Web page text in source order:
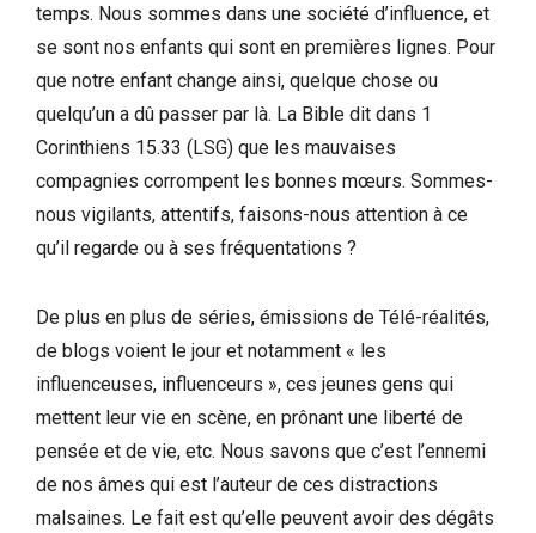
temps. Nous sommes dans une société d’influence, et
se sont nos enfants qui sont en premières lignes. Pour
que notre enfant change ainsi, quelque chose ou
quelqu’un a dû passer par là. La Bible dit dans 1
Corinthiens 15.33 (LSG) que les mauvaises
compagnies corrompent les bonnes mœurs. Sommes-
nous vigilants, attentifs, faisons-nous attention à ce
qu’il regarde ou à ses fréquentations ?
De plus en plus de séries, émissions de Télé-réalités,
de blogs voient le jour et notamment « les
influenceuses, influenceurs », ces jeunes gens qui
mettent leur vie en scène, en prônant une liberté de
pensée et de vie, etc. Nous savons que c’est l’ennemi
de nos âmes qui est l’auteur de ces distractions
malsaines. Le fait est qu’elle peuvent avoir des dégâts